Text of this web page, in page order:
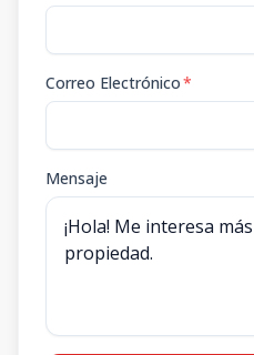
Correo Electrónico*
Mensaje